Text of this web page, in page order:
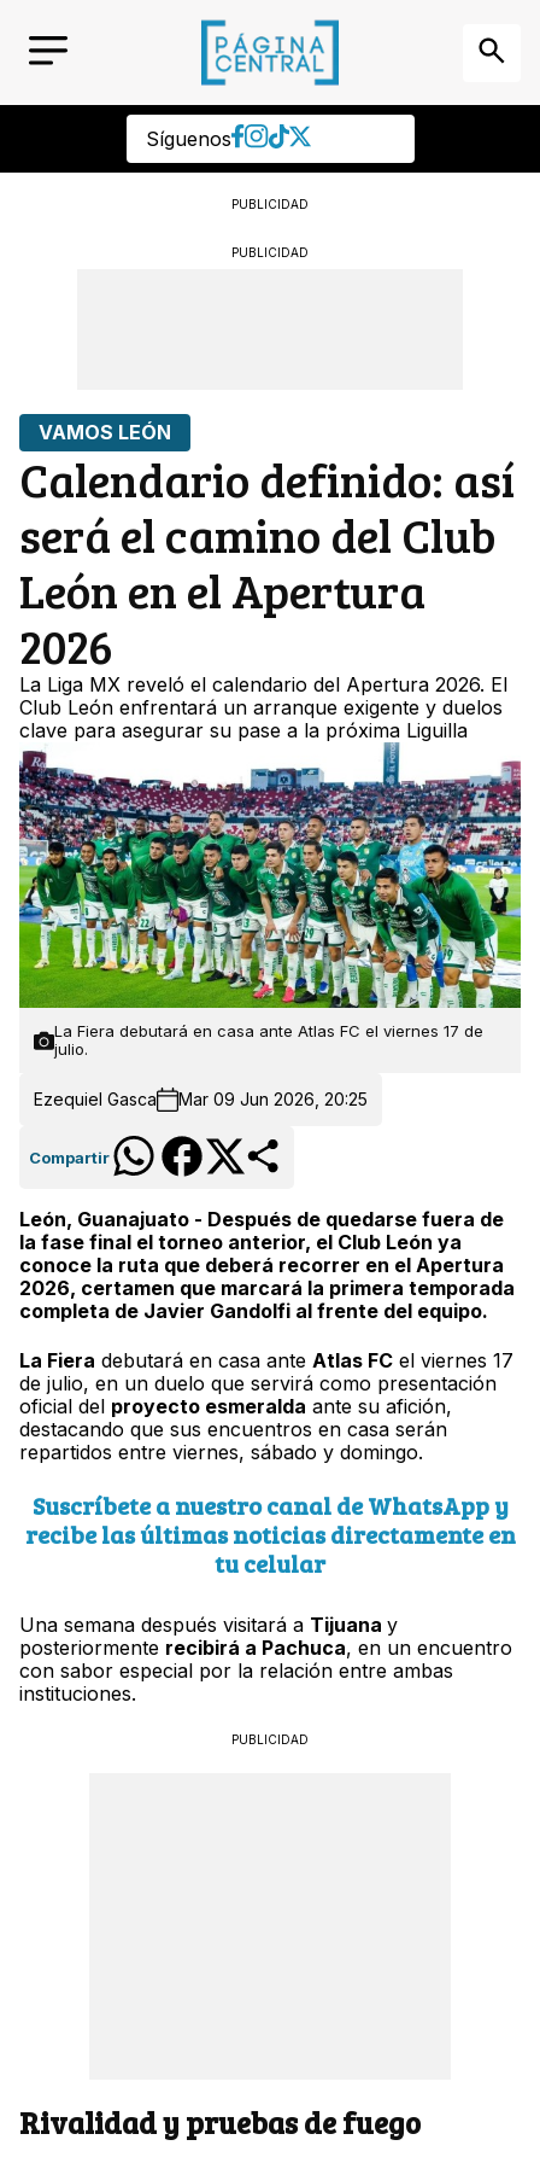
Síguenos
PUBLICIDAD
PUBLICIDAD
VAMOS LEÓN
Calendario definido: así
será el camino del Club
León en el Apertura
2026
La Liga MX reveló el calendario del Apertura 2026. El
Club León enfrentará un arranque exigente y duelos
clave para asegurar su pase a la próxima Liguilla
La Fiera debutará en casa ante Atlas FC el viernes 17 de
julio.
Ezequiel Gasca Mar 09 Jun 2026, 20:25
Compartir
León, Guanajuato - Después de quedarse fuera de
la fase final el torneo anterior, el Club León ya
conoce la ruta que deberá recorrer en el Apertura
2026, certamen que marcará la primera temporada
completa de Javier Gandolfi al frente del equipo.
La Fiera debutará en casa ante Atlas FC el viernes 17
de julio, en un duelo que servirá como presentación
oficial del proyecto esmeralda ante su afición,
destacando que sus encuentros en casa serán
repartidos entre viernes, sábado y domingo.
Suscríbete a nuestro canal de WhatsApp y
recibe las últimas noticias directamente en
tu celular
Una semana después visitará a Tijuana y
posteriormente recibirá a Pachuca, en un encuentro
con sabor especial por la relación entre ambas
instituciones.
PUBLICIDAD
Rivalidad y pruebas de fuego